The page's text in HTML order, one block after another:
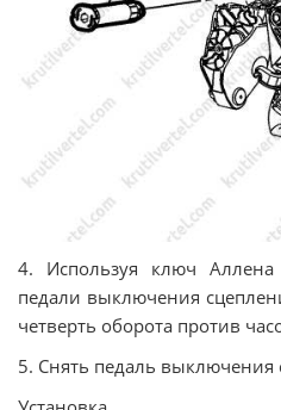
4. Используя ключ
педали выключения
четверть оборота против
5. Снять педаль выключения